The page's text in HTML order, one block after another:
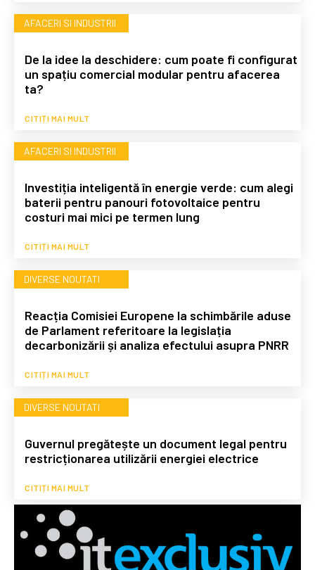
AFACERI SI INDUSTRII
De la idee la deschidere: cum poate fi configurat
un spațiu comercial modular pentru afacerea
ta?
CITIȚI MAI MULT
AFACERI SI INDUSTRII
Investiția inteligentă în energie verde: cum alegi
baterii pentru panouri fotovoltaice pentru
costuri mai mici pe termen lung
CITIȚI MAI MULT
DIVERSE NOUTATI
Reacția Comisiei Europene la schimbările aduse
de Parlament referitoare la legislația
decarbonizării și analiza efectului asupra PNRR
CITIȚI MAI MULT
DIVERSE NOUTATI
Guvernul pregătește un document legal pentru
restricționarea utilizării energiei electrice
CITIȚI MAI MULT